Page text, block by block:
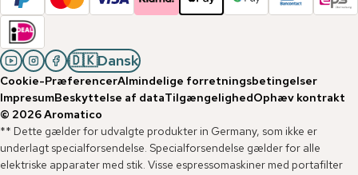
🇩🇰Dansk
Cookie-PræferencerAlmindelige forretningsbetingelser
ImpresumBeskyttelse af dataTilgængelighedOphæv kontrakt
© 2026Aromatico
** Dette gælder for udvalgte produkter in Germany, som ikke er
underlagt specialforsendelse. Specialforsendelse gælder for alle
elektriske apparater med stik. Visse espressomaskiner med portafilter